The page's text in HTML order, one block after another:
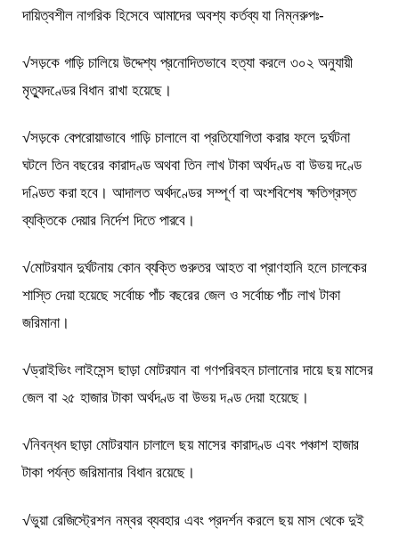
দায়িত্বশীল নাগরিক হিসেবে আমাদের অবশ্য কর্তব্য যা নিম্নরুপঃ-
√সড়কে গাড়ি চালিয়ে উদ্দেশ্য প্রনোদিতভাবে হত্যা করলে ৩০২ অনুযায়ী
মৃত্যুদণ্ডের বিধান রাখা হয়েছে।
√সড়কে বেপরোয়াভাবে গাড়ি চালালে বা প্রতিযোগিতা করার ফলে দুর্ঘটনা
ঘটলে তিন বছরের কারাদণ্ড অথবা তিন লাখ টাকা অর্থদণ্ড বা উভয় দণ্ডে
দণ্ডিত করা হবে। আদালত অর্থদণ্ডের সম্পূর্ণ বা অংশবিশেষ ক্ষতিগ্রস্ত
ব্যক্তিকে দেয়ার নির্দেশ দিতে পারবে।
√মোটরযান দুর্ঘটনায় কোন ব্যক্তি গুরুতর আহত বা প্রাণহানি হলে চালকের
শাস্তি দেয়া হয়েছে সর্বোচ্চ পাঁচ বছরের জেল ও সর্বোচ্চ পাঁচ লাখ টাকা
জরিমানা।
√ড্রাইভিং লাইসেন্স ছাড়া মোটরযান বা গণপরিবহন চালানোর দায়ে ছয় মাসের
জেল বা ২৫ হাজার টাকা অর্থদণ্ড বা উভয় দণ্ড দেয়া হয়েছে।
√নিবন্ধন ছাড়া মোটরযান চালালে ছয় মাসের কারাদণ্ড এবং পঞ্চাশ হাজার
টাকা পর্যন্ত জরিমানার বিধান রয়েছে।
√ভুয়া রেজিস্ট্রেশন নম্বর ব্যবহার এবং প্রদর্শন করলে ছয় মাস থেকে দুই